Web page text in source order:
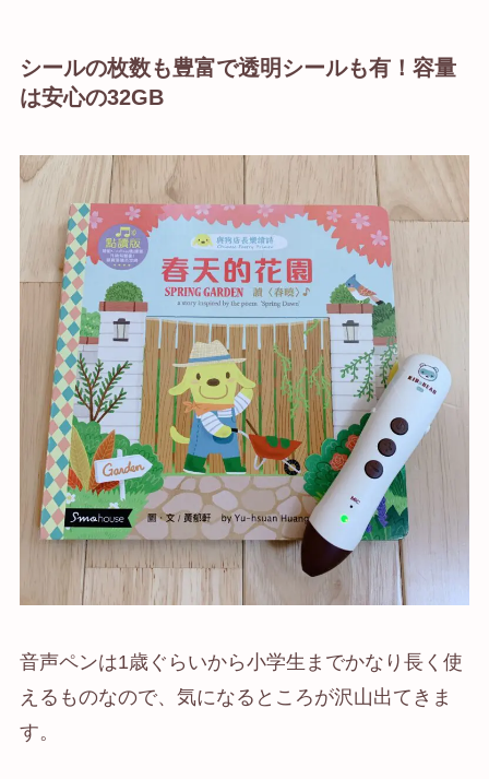
シールの枚数も豊富で透明シールも有！容量
は安心の32GB
音声ペンは1歳ぐらいから小学生までかなり長く使
えるものなので、気になるところが沢山出てきま
す。